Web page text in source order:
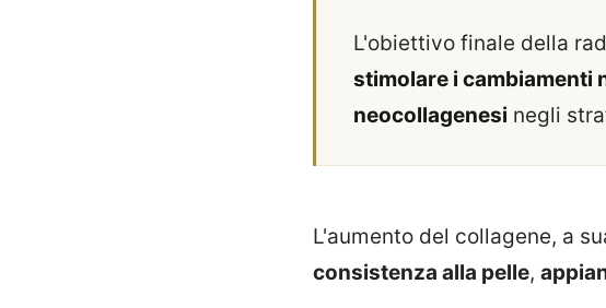
L'obiettivo finale della
stimolare i cambiamenti
neocollagenesi negli
L'aumento del collagene, a
consistenza alla pelle,